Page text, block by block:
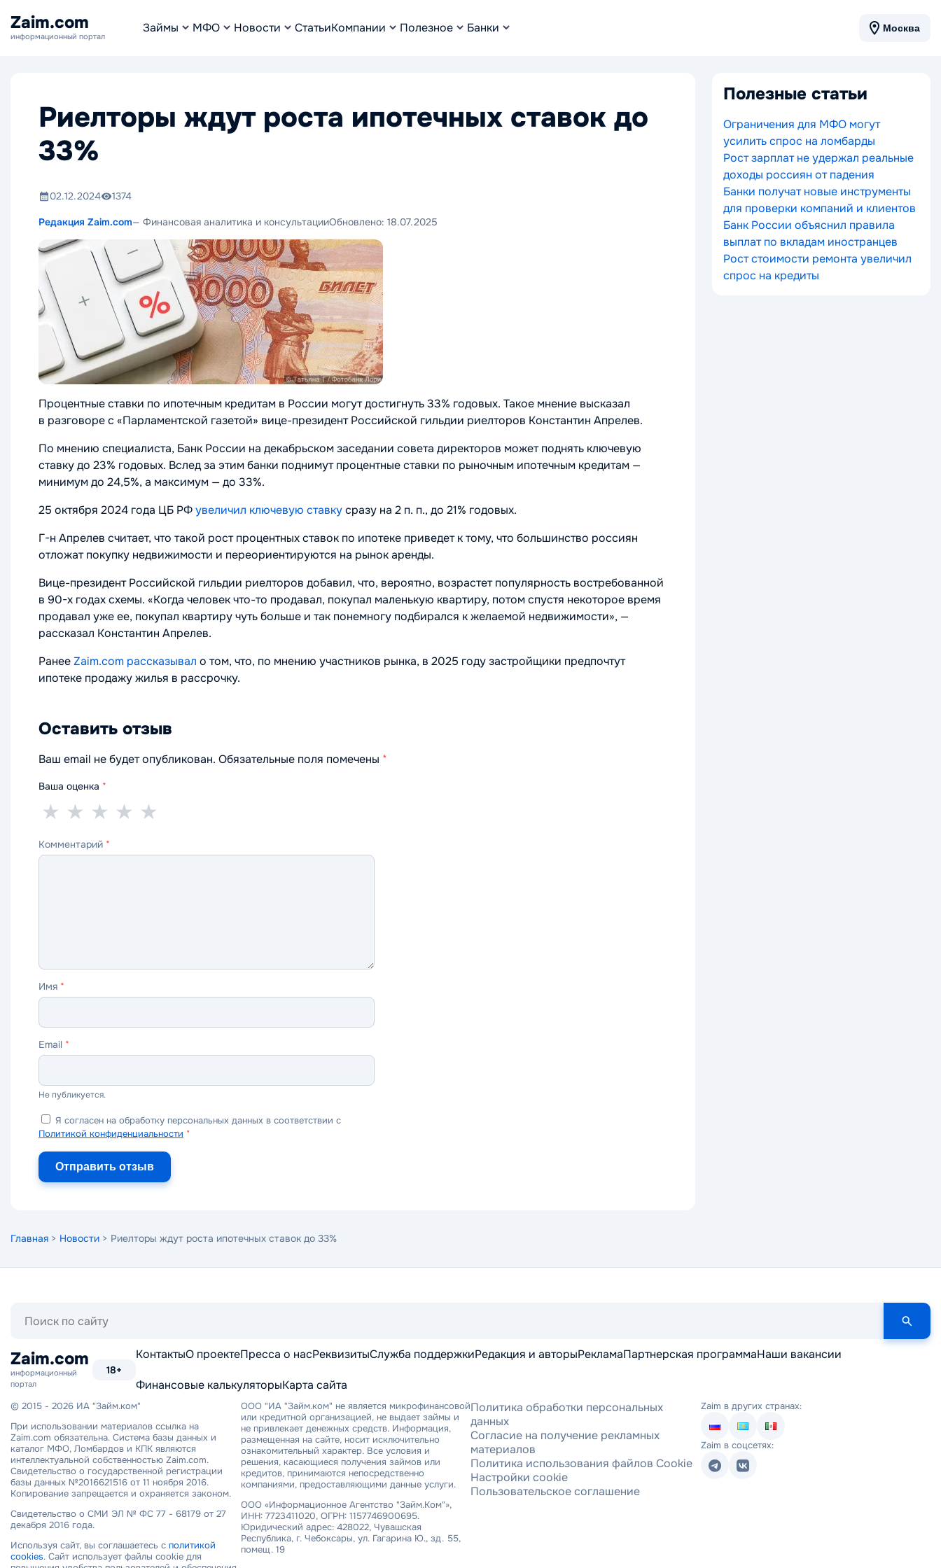
Zaim.com
информационный портал
Займы МФО Новости СтатьиКомпании Полезное Банки Москва
Риелторы ждут роста ипотечных ставок до
33%
02.12.2024 1374
Редакция Zaim.com— Финансовая аналитика и консультацииОбновлено: 18.07.2025
Процентные ставки по ипотечным кредитам в России могут достигнуть 33% годовых. Такое мнение высказал
в разговоре с «Парламентской газетой» вице-президент Российской гильдии риелторов Константин Апрелев.
По мнению специалиста, Банк России на декабрьском заседании совета директоров может поднять ключевую
ставку до 23% годовых. Вслед за этим банки поднимут процентные ставки по рыночным ипотечным кредитам —
минимум до 24,5%, а максимум — до 33%.
25 октября 2024 года ЦБ РФувеличил ключевую ставкусразу на 2 п. п., до 21% годовых.
Г-н Апрелев считает, что такой рост процентных ставок по ипотеке приведет к тому, что большинство россиян
отложат покупку недвижимости и переориентируются на рынок аренды.
Вице-президент Российской гильдии риелторов добавил, что, вероятно, возрастет популярность востребованной
в 90-х годах схемы. «Когда человек что-то продавал, покупал маленькую квартиру, потом спустя некоторое время
продавал уже ее, покупал квартиру чуть больше и так понемногу подбирался к желаемой недвижимости», —
рассказал Константин Апрелев.
РанееZaim.com рассказывал о том, что, по мнению участников рынка, в 2025 году застройщики предпочтут
ипотеке продажу жилья в рассрочку.
Оставить отзыв
Ваш email не будет опубликован. Обязательные поля помечены *
Ваша оценка *
5
—
★
4
—
★
3
—
★
2
—
★
1
—
★
Комментарий *
Имя *
Email *
Не публикуется.
Я согласен на обработку персональных данных в соответствии с
Политикой конфиденциальности *
Отправить отзыв
Полезные статьи
Ограничения для МФО могут
усилить спрос на ломбарды
Рост зарплат не удержал реальные
доходы россиян от падения
Банки получат новые инструменты
для проверки компаний и клиентов
Банк России объяснил правила
выплат по вкладам иностранцев
Рост стоимости ремонта увеличил
спрос на кредиты
Главная > Новости > Риелторы ждут роста ипотечных ставок до 33%
Zaim.com
информационный
портал
18+
КонтактыО проектеПресса о насРеквизитыСлужба поддержкиРедакция и авторыРекламаПартнерская программаНаши вакансии
Финансовые калькуляторыКарта сайта
© 2015 - 2026 ИА "Займ.ком"
При использовании материалов ссылка на
Zaim.com обязательна. Система базы данных и
каталог МФО, Ломбардов и КПК являются
интеллектуальной собственностью Zaim.com.
Свидетельство о государственной регистрации
базы данных №2016621516 от 11 ноября 2016.
Копирование запрещается и охраняется законом.
Свидетельство о СМИ ЭЛ № ФС 77 - 68179 от 27
декабря 2016 года.
Используя сайт, вы соглашаетесь с политикой
cookies. Сайт использует файлы cookie для
ООО "ИА "Займ.ком" не является микрофинансовой
или кредитной организацией, не выдает займы и
не привлекает денежных средств. Информация,
размещенная на сайте, носит исключительно
ознакомительный характер. Все условия и
решения, касающиеся получения займов или
кредитов, принимаются непосредственно
компаниями, предоставляющими данные услуги.
ООО «Информационное Агентство "Займ.Ком"»,
ИНН: 7723411020, ОГРН: 1157746900695.
Юридический адрес: 428022, Чувашская
Республика, г. Чебоксары, ул. Гагарина Ю., зд. 55,
помещ. 19
Политика обработки персональных
данных
Согласие на получение рекламных
материалов
Политика использования файлов Cookie
Настройки cookie
Пользовательское соглашение
Zaim в других странах:
Zaim в соцсетях: